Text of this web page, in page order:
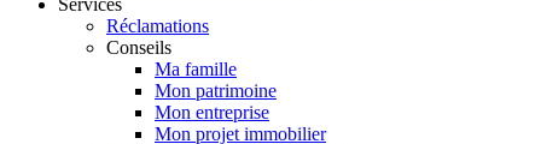
Réclamations
Conseils
Ma famille
Mon patrimoine
Mon entreprise
Mon projet immobilier